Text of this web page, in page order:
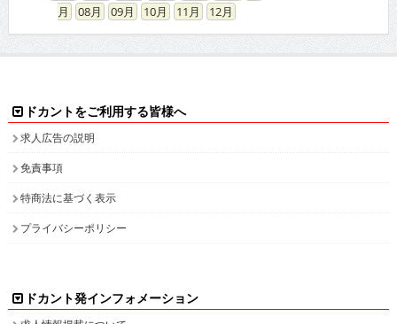
ドカント発インフォメーション
求人情報掲載について
ドカント本サイト以外にこちらも
ドカント公式 X(旧Twitter)
ドカント公式 Instagram
検索キーワード一覧
高収入求人をお探しなら、高収入求人情報誌ドカント
男の稼げる求人・高収入求人アルバイト情報マガジン
最新の高収入求人情報をゲットしてドカント稼ごう。